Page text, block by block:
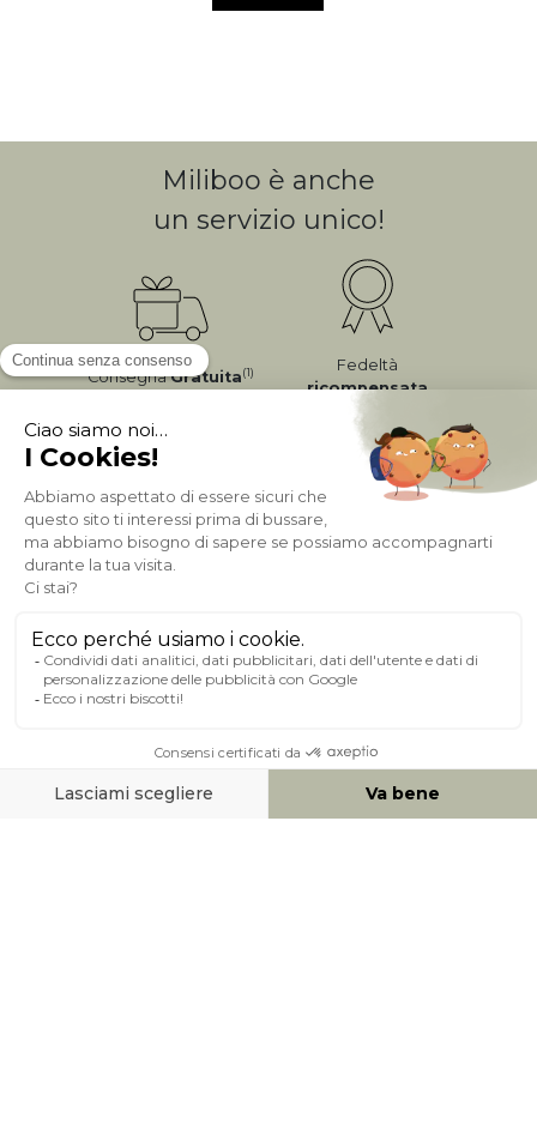
Miliboo è anche
un servizio unico!
ConsegnaGratuita(1)
Fedeltà
ricompensata
Pagamento sicuro
A PROPOSITO DI MILIBOO
AIUTO & CONTATTO